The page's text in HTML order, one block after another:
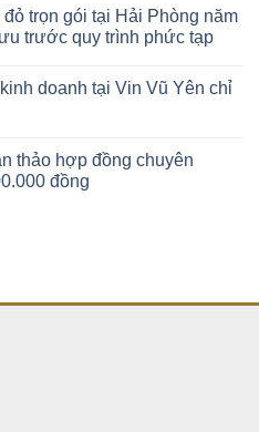
trọn gói tại Hải Phòng năm
trước quy trình phức tạp
doanh tại Vin Vũ Yên chỉ
thảo hợp đồng chuyên
đồng